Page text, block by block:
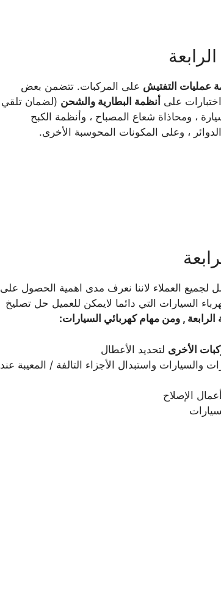
عمليات التفتيش على المركبات. تتضمن بعض
على أنظمة البطارية والشحن (لضمان تلقي
، ومحاذاة شعاع المصباح ، وأنظمة الكبح
العملاء لاننا نعرف مدى اهمية الحصول على
السيارات التي دائما لايمكن للعميل حل تصليخ
, ومن مهام كهربائي السيارات:
الأخرى لتحديد الأعطال
والسيارات واستبدال الأجزاء التالفة / المعيبة عند
الإصلاح